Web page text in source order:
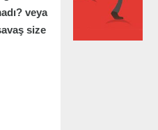
veya
size